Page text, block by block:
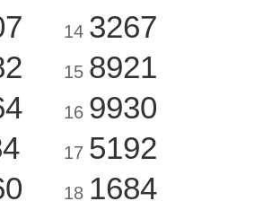
14 3267
15 8921
16 9930
17 5192
18 1684